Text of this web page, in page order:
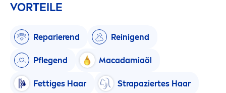
VORTEILE
Reparierend Reinigend
Pflegend Macadamiaöl
Fettiges Haar Strapaziertes Haar